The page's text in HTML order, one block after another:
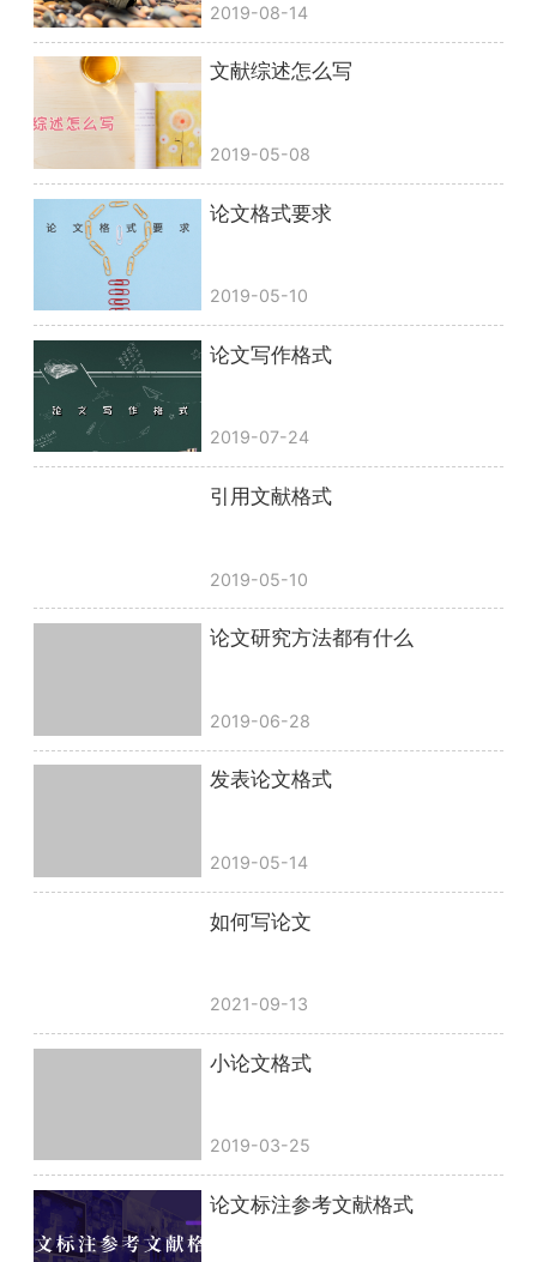
2019-08-14
文献综述怎么写
2019-05-08
论文格式要求
2019-05-10
论文写作格式
2019-07-24
引用文献格式
2019-05-10
论文研究方法都有什么
2019-06-28
发表论文格式
2019-05-14
如何写论文
2021-09-13
小论文格式
2019-03-25
论文标注参考文献格式